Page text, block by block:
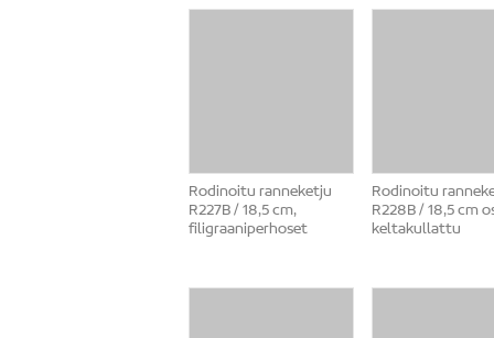
Rodinoitu ranneketju
R227B / 18,5 cm,
filigraaniperhoset
Rodinoitu
R228B / 18,5 cm
keltakullattu